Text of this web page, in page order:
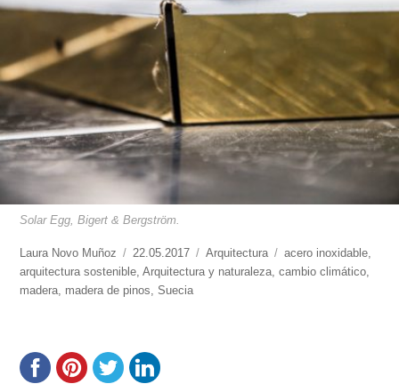
Solar Egg, Bigert & Bergström.
https://www.experimenta.es/author/laura-
novo-
munoz/
Laura Novo Muñoz
Publicado
el
22.05.2017 Categorías
Arquitectura Etiquetas
acero inoxidable,
arquitectura sostenible,Arquitectura y naturaleza,cambio climático,
madera, madera de pinos,Suecia